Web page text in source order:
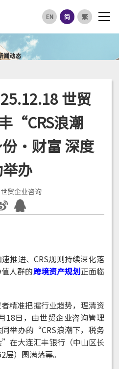
EN 简 繁
闻动态
世贸
“CRS浪潮
·财富 深度
办
贸企业咨询
推进、CRS规则持续深化落
人群的跨境资产规划正面临
精准把握行业趋势，理清资
18日，由世贸企业咨询管理
举办的“CRS浪潮下，税务
在大连汇丰银行（中山区长
）圆满落幕。